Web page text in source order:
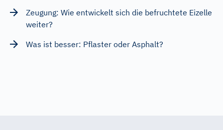
Zeugung: Wie entwickelt sich die befruchtete Eizelle
weiter?
Was ist besser: Pflaster oder Asphalt?